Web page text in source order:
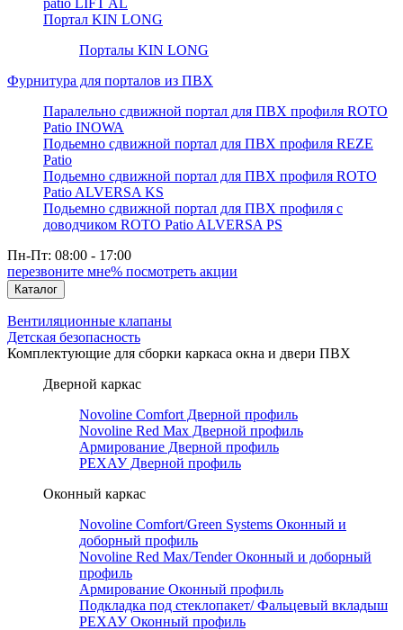
patio LIFT AL
Портал KIN LONG
Порталы KIN LONG
Фурнитура для порталов из ПВХ
Паралельно сдвижной портал для ПВХ профиля ROTO
Patio INOWA
Подьемно сдвижной портал для ПВХ профиля REZE
Patio
Подьемно сдвижной портал для ПВХ профиля ROTO
Patio ALVERSA KS
Подьемно сдвижной портал для ПВХ профиля с
доводчиком ROTO Patio ALVERSA PS
Пн-Пт: 08:00 - 17:00
перезвоните мне% посмотреть акции
Каталог
Вентиляционные клапаны
Детская безопасность
Комплектующие для сборки каркаса окна и двери ПВХ
Дверной каркас
Novoline Comfort Дверной профиль
Novoline Red Мax Дверной профиль
Армирование Дверной профиль
РЕХАУ Дверной профиль
Оконный каркас
Novoline Comfort/Green Systems Оконный и
доборный профиль
Novoline Red Max/Tender Оконный и доборный
профиль
Армирование Оконный профиль
Подкладка под стеклопакет/ Фальцевый вкладыш
РЕХАУ Оконный профиль